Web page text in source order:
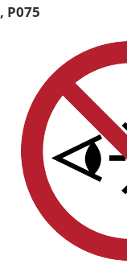
P075